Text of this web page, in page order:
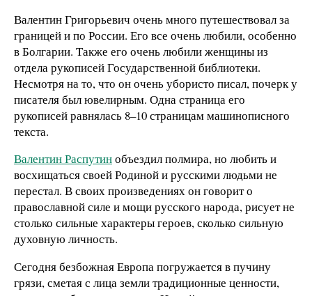
Валентин Григорьевич очень много путешествовал за
границей и по России. Его все очень любили, особенно
в Болгарии. Также его очень любили женщины из
отдела рукописей Государственной библиотеки.
Несмотря на то, что он очень убористо писал, почерк у
писателя был ювелирным. Одна страница его
рукописей равнялась 8–10 страницам машинописного
текста.
Валентин Распутинобъездил полмира, но любить и
восхищаться своей Родиной и русскими людьми не
перестал. В своих произведениях он говорит о
православной силе и мощи русского народа, рисует не
столько сильные характеры героев, сколько сильную
духовную личность.
Сегодня безбожная Европа погружается в пучину
грязи, сметая с лица земли традиционные ценности,